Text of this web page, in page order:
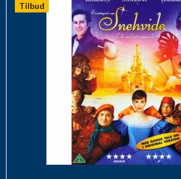
Tilbud